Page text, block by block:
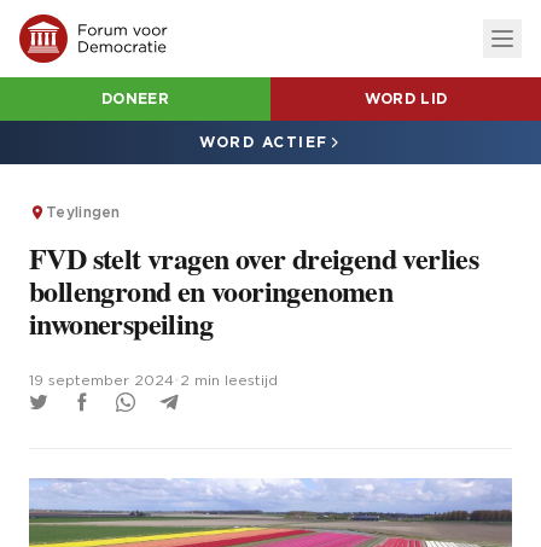
DONEER WORD LID
WORD ACTIEF
Teylingen
FVD stelt vragen over dreigend verlies
bollengrond en vooringenomen
inwonerspeiling
19 september 2024 2 min leestijd